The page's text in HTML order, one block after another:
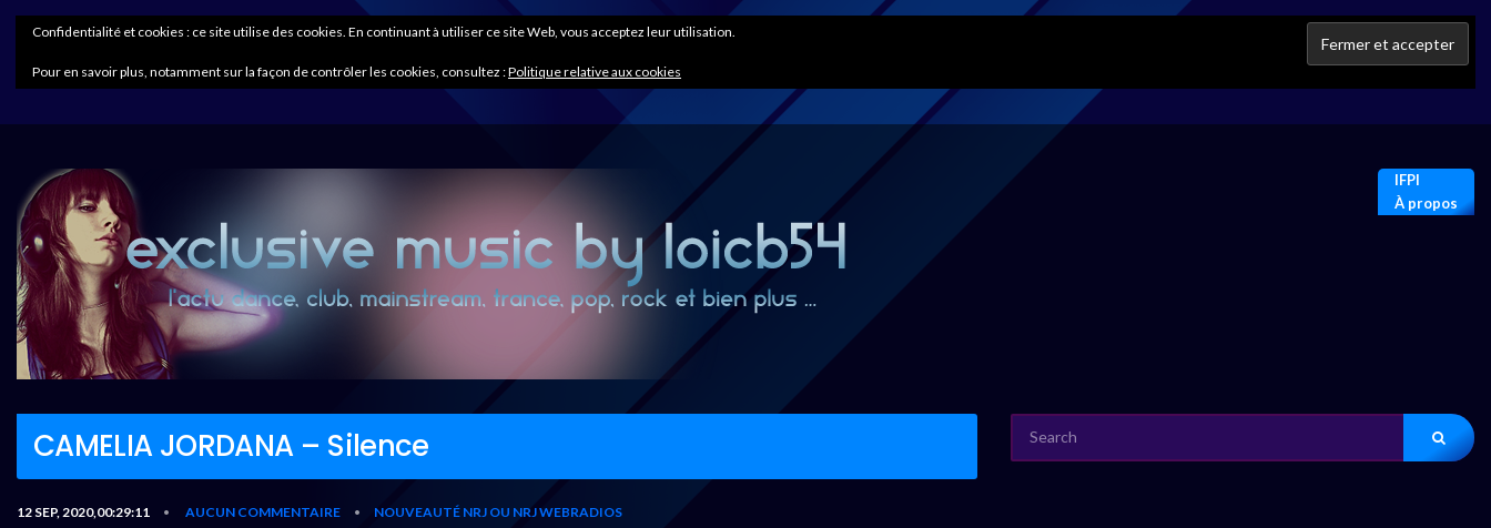
IFPI
À propos
CAMELIA JORDANA – Silence
12 SEP, 2020,00:29:11 • AUCUN COMMENTAIRE • NOUVEAUTÉ NRJ OU NRJ WEBRADIOS
FOR:
Confidentialité et cookies : ce site utilise des cookies. En continuant à utiliser ce site Web, vous acceptez leur utilisation.
Pour en savoir plus, notamment sur la façon de contrôler les cookies, consultez :Politique relative aux cookies